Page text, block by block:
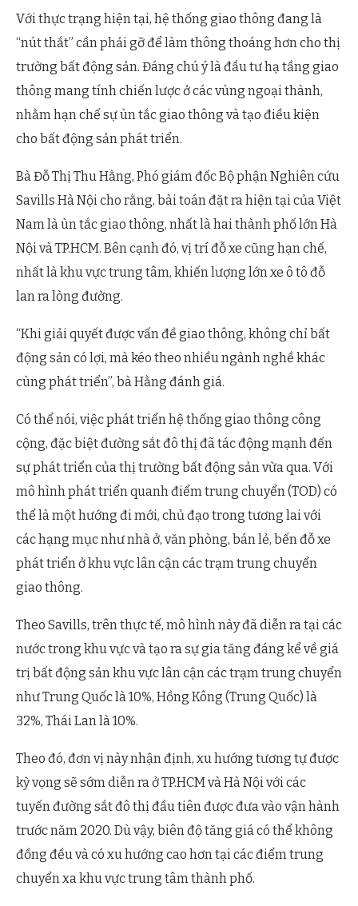
Với thực trạng hiện tại, hệ thống giao thông đang là
“nút thắt” cần phải gỡ để làm thông thoáng hơn cho thị
trường bất động sản. Đáng chú ý là đầu tư hạ tầng giao
thông mang tính chiến lược ở các vùng ngoại thành,
nhằm hạn chế sự ùn tắc giao thông và tạo điều kiện
cho bất động sản phát triển.
Bà Đỗ Thị Thu Hằng, Phó giám đốc Bộ phận Nghiên cứu
Savills Hà Nội cho rằng, bài toán đặt ra hiện tại của Việt
Nam là ùn tắc giao thông, nhất là hai thành phố lớn Hà
Nội và TP.HCM. Bên cạnh đó, vị trí đỗ xe cũng hạn chế,
nhất là khu vực trung tâm, khiến lượng lớn xe ô tô đỗ
lan ra lòng đường.
“Khi giải quyết được vấn đề giao thông, không chỉ bất
động sản có lợi, mà kéo theo nhiều ngành nghề khác
cùng phát triển”, bà Hằng đánh giá.
Có thể nói, việc phát triển hệ thống giao thông công
cộng, đặc biệt đường sắt đô thị đã tác động mạnh đến
sự phát triển của thị trường bất động sản vừa qua. Với
mô hình phát triển quanh điểm trung chuyển (TOD) có
thể là một hướng đi mới, chủ đạo trong tương lai với
các hạng mục như nhà ở, văn phòng, bán lẻ, bến đỗ xe
phát triển ở khu vực lân cận các trạm trung chuyển
giao thông.
Theo Savills, trên thực tế, mô hình này đã diễn ra tại các
nước trong khu vực và tạo ra sự gia tăng đáng kể về giá
trị bất động sản khu vực lân cận các trạm trung chuyển
như Trung Quốc là 10%, Hồng Kông (Trung Quốc) là
32%, Thái Lan là 10%.
Theo đó, đơn vị này nhận định, xu hướng tương tự được
kỳ vọng sẽ sớm diễn ra ở TP.HCM và Hà Nội với các
tuyến đường sắt đô thị đầu tiên được đưa vào vận hành
trước năm 2020. Dù vậy, biên độ tăng giá có thể không
đồng đều và có xu hướng cao hơn tại các điểm trung
chuyển xa khu vực trung tâm thành phố.